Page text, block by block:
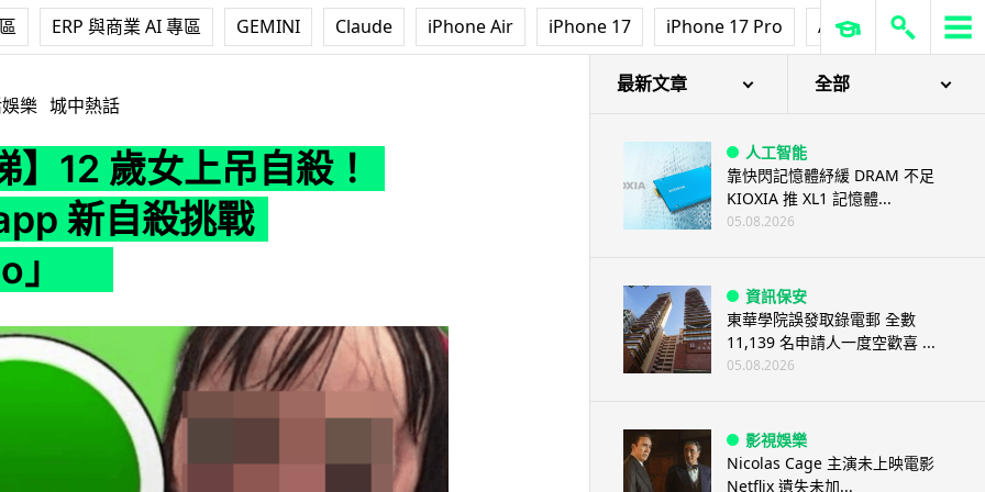
ERP 與商業 AI 專區 GEMINI Claude iPhone Air iPhone 17 iPhone 17 Pro AirPods Pro 3
樂 城中熱話
】12 歲女上吊自殺！
新自殺挑戰
」
最新文章 全部
人工智能
靠快閃記憶體紓緩 DRAM 不足
KIOXIA 推 XL1 記憶體...
05.08.2026
資訊保安
東華學院誤發取錄電郵 全數
11,139 名申請人一度空歡喜 ...
05.08.2026
影視娛樂
Nicolas Cage 主演未上映電影
Netflix 遺失未加...